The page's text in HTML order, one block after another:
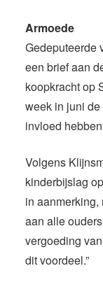
Armoede
Gedeputeerde
een brief aan
koopkracht op
week in juni
invloed
Volgens
kinderbijslag
in
aan alle
vergoeding
dit voordeel.”